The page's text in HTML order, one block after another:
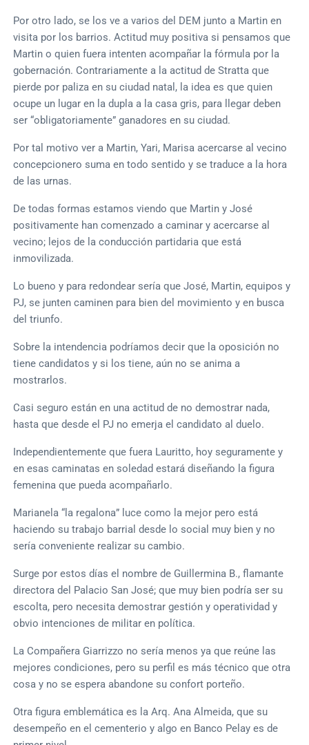
Por otro lado, se los ve a varios del DEM junto a Martin en
visita por los barrios. Actitud muy positiva si pensamos que
Martin o quien fuera intenten acompañar la fórmula por la
gobernación. Contrariamente a la actitud de Stratta que
pierde por paliza en su ciudad natal, la idea es que quien
ocupe un lugar en la dupla a la casa gris, para llegar deben
ser “obligatoriamente” ganadores en su ciudad.
Por tal motivo ver a Martin, Yari, Marisa acercarse al vecino
concepcionero suma en todo sentido y se traduce a la hora
de las urnas.
De todas formas estamos viendo que Martin y José
positivamente han comenzado a caminar y acercarse al
vecino; lejos de la conducción partidaria que está
inmovilizada.
Lo bueno y para redondear sería que José, Martin, equipos y
PJ, se junten caminen para bien del movimiento y en busca
del triunfo.
Sobre la intendencia podríamos decir que la oposición no
tiene candidatos y si los tiene, aún no se anima a
mostrarlos.
Casi seguro están en una actitud de no demostrar nada,
hasta que desde el PJ no emerja el candidato al duelo.
Independientemente que fuera Lauritto, hoy seguramente y
en esas caminatas en soledad estará diseñando la figura
femenina que pueda acompañarlo.
Marianela “la regalona” luce como la mejor pero está
haciendo su trabajo barrial desde lo social muy bien y no
sería conveniente realizar su cambio.
Surge por estos días el nombre de Guillermina B., flamante
directora del Palacio San José; que muy bien podría ser su
escolta, pero necesita demostrar gestión y operatividad y
obvio intenciones de militar en política.
La Compañera Giarrizzo no sería menos ya que reúne las
mejores condiciones, pero su perfil es más técnico que otra
cosa y no se espera abandone su confort porteño.
Otra figura emblemática es la Arq. Ana Almeida, que su
desempeño en el cementerio y algo en Banco Pelay es de